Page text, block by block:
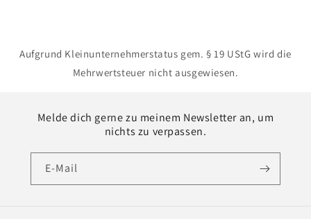
Aufgrund Kleinunternehmerstatus gem. § 19 UStG wird die
Mehrwertsteuer nicht ausgewiesen.
Melde dich gerne zu meinem Newsletter an, um
nichts zu verpassen.
E-Mail